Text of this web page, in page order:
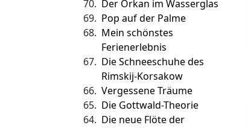
70. Der Orkan im Wasserglas
69. Pop auf der Palme
68. Mein schönstes
Ferienerlebnis
67. Die Schneeschuhe des
Rimskij-Korsakow
66. Vergessene Träume
65. Die Gottwald-Theorie
64. Die neue Flöte der